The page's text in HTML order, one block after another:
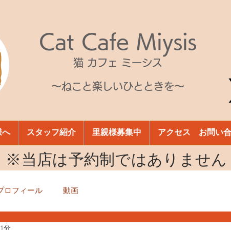
Cat Cafe Miysis
猫 カフェ ミーシス
～ねこと楽しいひとときを～
へ スタッフ紹介 里親様募集中 アクセス お問い
​※当店は予約制ではありません
ロフィール 動画